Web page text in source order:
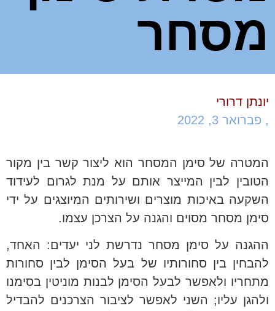
מסחר
יונתן דרורי
, פברואר 3, 2022
המטרה של סימן המסחר הוא ליצור קשר בין מקור
הטובין לבין המייצר אותם על מנת לגרום לעידוד
השקעה באיכות מוצרים ושירותים המיוצגים על ידי
סימן מסחר מסוים והגנה על הצרכן עצמו.
ההגנה על סימן מסחר נדרשת לני יעדים: האחד,
להבחין בין סחורותיו של בעל הסימן לבין סחורות
מתחריו ולאפשר לבעל הסימן לבנות מוניטין בסימנו
ולהגן עליו; השני לאפשר לציבור הצרכנים להבדיל